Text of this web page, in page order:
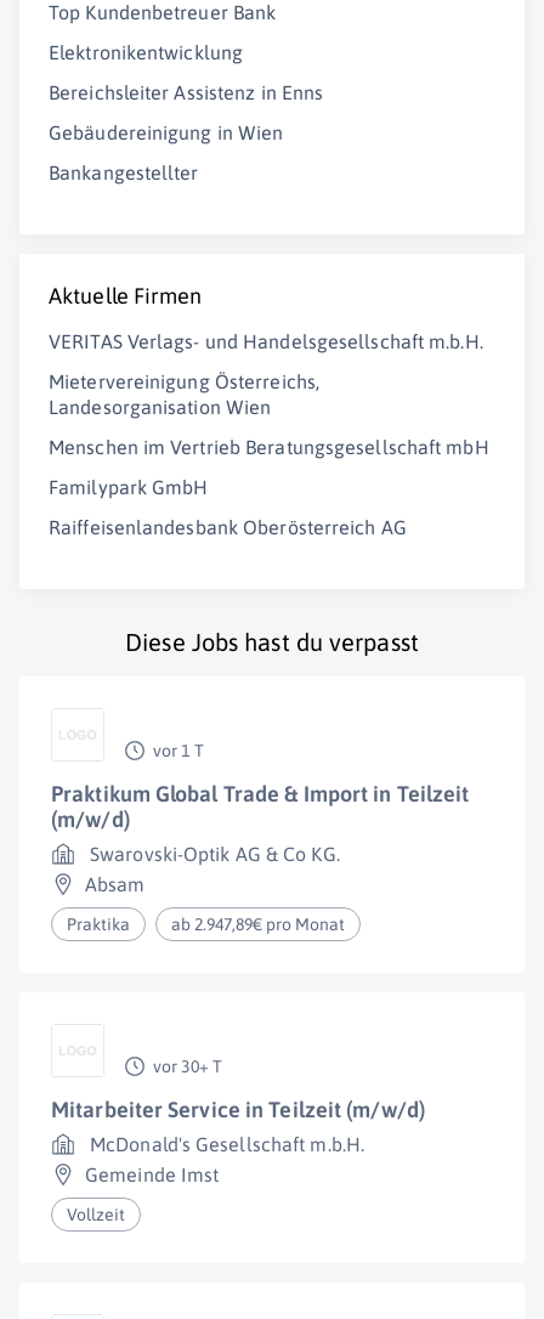
Top Kundenbetreuer Bank
Elektronikentwicklung
Bereichsleiter Assistenz in Enns
Gebäudereinigung in Wien
Bankangestellter
Aktuelle Firmen
VERITAS Verlags- und Handelsgesellschaft m.b.H.
Mietervereinigung Österreichs,
Landesorganisation Wien
Menschen im Vertrieb Beratungsgesellschaft mbH
Familypark GmbH
Raiffeisenlandesbank Oberösterreich AG
Diese Jobs hast du verpasst
vor 1 T
Praktikum Global Trade & Import in Teilzeit
(m/w/d)
Swarovski-Optik AG & Co KG.
Absam
Praktika ab 2.947,89€ pro Monat
vor 30+ T
Mitarbeiter Service in Teilzeit (m/w/d)
McDonald's Gesellschaft m.b.H.
Gemeinde Imst
Vollzeit